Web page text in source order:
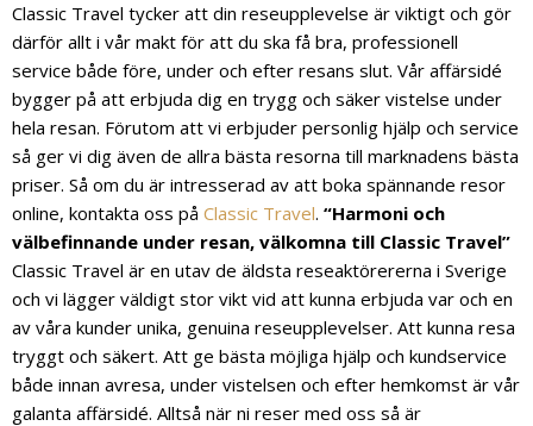
Classic Travel tycker att din reseupplevelse är viktigt och gör
därför allt i vår makt för att du ska få bra, professionell
service både före, under och efter resans slut. Vår affärsidé
bygger på att erbjuda dig en trygg och säker vistelse under
hela resan. Förutom att vi erbjuder personlig hjälp och service
så ger vi dig även de allra bästa resorna till marknadens bästa
priser. Så om du är intresserad av att boka spännande resor
online, kontakta oss på Classic Travel. “Harmoni och
välbefinnande under resan, välkomna till Classic Travel”
Classic Travel är en utav de äldsta reseaktörererna i Sverige
och vi lägger väldigt stor vikt vid att kunna erbjuda var och en
av våra kunder unika, genuina reseupplevelser. Att kunna resa
tryggt och säkert. Att ge bästa möjliga hjälp och kundservice
både innan avresa, under vistelsen och efter hemkomst är vår
galanta affärsidé. Alltså när ni reser med oss så är